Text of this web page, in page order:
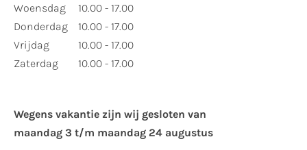
Woensdag
Donderdag
Vrijdag
Zaterdag
10.00 - 17.00
10.00 - 17.00
10.00 - 17.00
10.00 - 17.00
Wegens vakantie zijn wij gesloten van ​
maandag 3 t/m maandag 24 augustus